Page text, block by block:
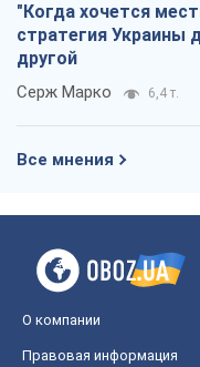
"Когда хочется
стратегия Украины
другой
Серж Марко 6,4 т.
Все мнения
О компании
Правовая информация